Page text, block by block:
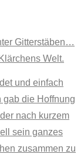
Gitterstäben…
Welt.
und einfach
die Hoffnung
nach kurzem
sein ganzes
zusammen zu